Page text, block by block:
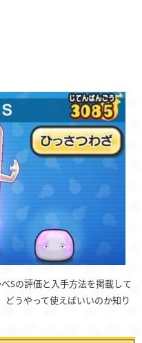
Sの評価と入手方法を掲載して
どうやって使えばいいのか知り